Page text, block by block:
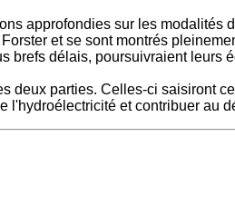
approfondies sur les
et se sont montrés
délais, poursuivraient leurs
parties. Celles-ci saisiront
et contribuer au